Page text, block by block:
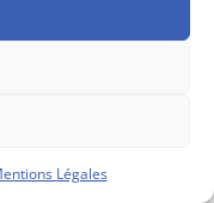
Légales